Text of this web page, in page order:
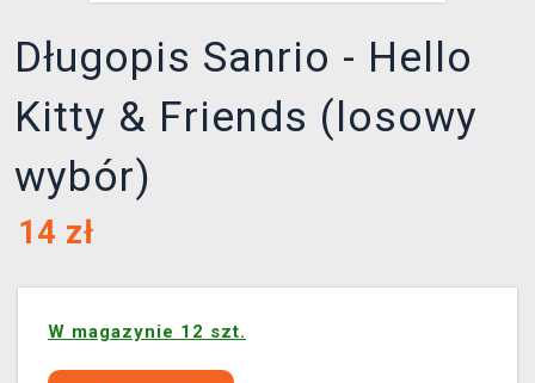
Długopis Sanrio - Hello
Kitty & Friends (losowy
wybór)
14 zł
W magazynie 12 szt.